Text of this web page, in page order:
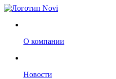
О компании
Новости